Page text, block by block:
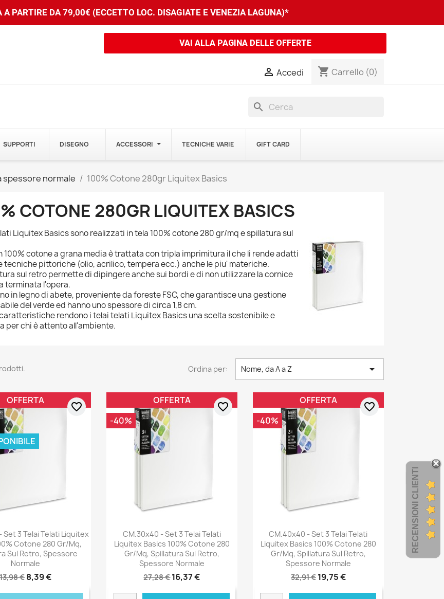
A PARTIRE DA 79,00€ (ECCETTO LOC. DISAGIATE E VENEZIA LAGUNA)*
VAI ALLA PAGINA DELLE OFFERTE
 Accedi shopping_cart Carrello (0)
search
SUPPORTI DISEGNO ACCESSORI TECNICHE VARIE GIFT CARD
spessore normale 100% Cotone 280gr Liquitex Basics
COTONE 280GR LIQUITEX BASICS
Liquitex Basics sono realizzati in tela 100% cotone 280 gr/mq e spillatura sul
100% cotone a grana media è trattata con tripla imprimitura il che li rende adatti
tecniche pittoriche (olio, acrilico, tempera ecc.) anche le piu' materiche.
sul retro permette di dipingere anche sui bordi e di non utilizzare la cornice
terminata l'opera.
in legno di abete, proveniente da foreste FSC, che garantisce una gestione
del verde ed hanno uno spessore di circa 1,8 cm.
rendono i telai telati Liquitex Basics una scelta sostenibile e
per chi è attento all'ambiente.
Ordina per: Nome, da A a Z 
Set 3 Telai Telati Liquitex
Cotone 280 Gr/mq,
Sul Retro, Spessore
Normale
13,98 € 8,39 €
OFFERTA
favorite_border
CM.30x40 - Set 3 Telai Telati
Liquitex Basics 100% Cotone 280
Gr/mq, Spillatura Sul Retro,
Spessore Normale
27,28 €16,37 €
OFFERTA
-40%
favorite_border
CM.40x40 - Set 3 Telai Telati
Liquitex Basics 100% Cotone 280
Gr/mq, Spillatura Sul Retro,
Spessore Normale
32,91 € 19,75 €
OFFERTA
-40%
favorite_border
RECENSIONI CLIENTI